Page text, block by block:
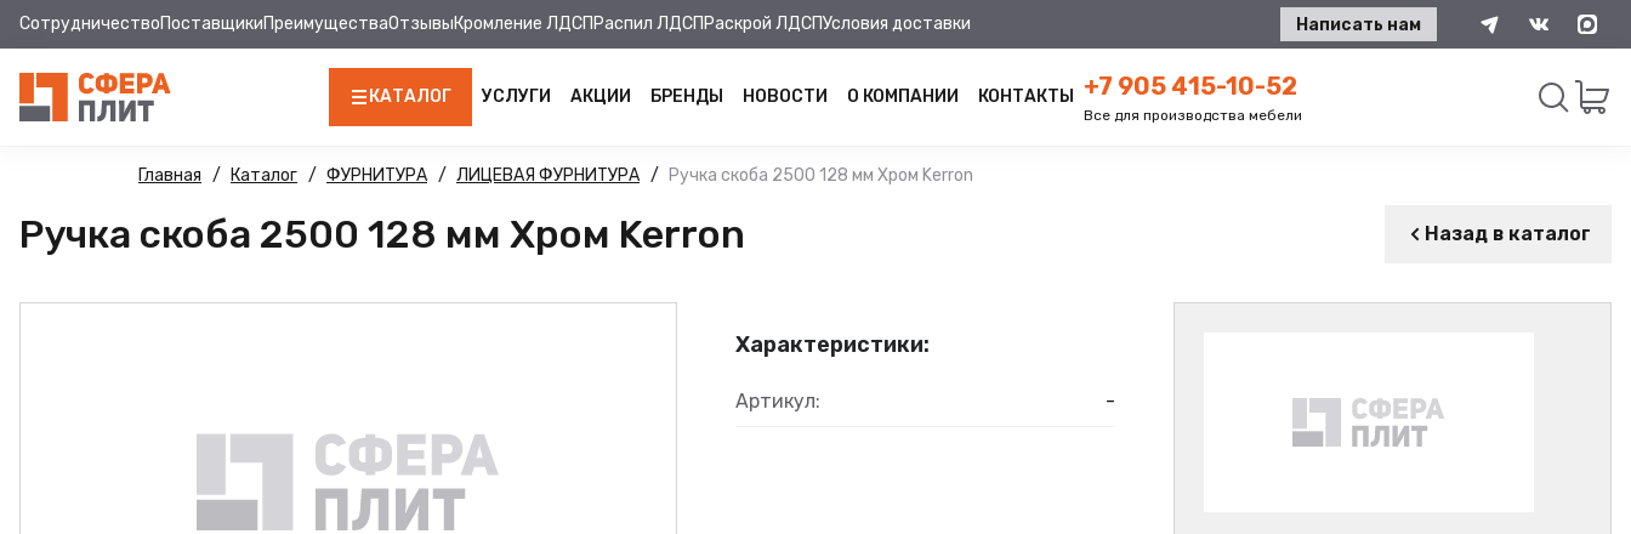
СотрудничествоПоставщикиПреимуществаОтзывыКромление ЛДСП Распил ЛДСП Раскрой ЛДСПУсловия доставки Написать нам
КАТАЛОГ
ЛДСП
КРОМКА
ХДФ
ДВПО
УСЛУГИ АКЦИИ БРЕНДЫ НОВОСТИ О КОМПАНИИ КОНТАКТЫ +7 905 415-10-52
Все для производства мебели
Главная Каталог ФУРНИТУРА ЛИЦЕВАЯ ФУРНИТУРА Ручка скоба 2500 128 мм Хром Kerron
Ручка скоба 2500 128 мм Хром Kerron Назад в каталог
Характеристики:
Артикул: -